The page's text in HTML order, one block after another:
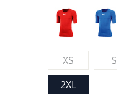
XS S
2XL